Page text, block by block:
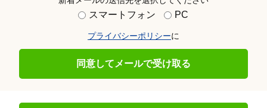
スマートフォン PC
プライバシーポリシーに
同意してメールで受け取る